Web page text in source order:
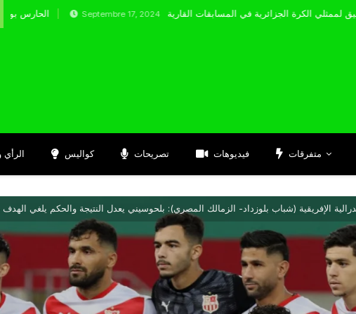
Septembre 17, 2024
الرأي كواليس تصريحات فيديوهات متفرقات
الإفريقية (شباب بلوزداد- الزمالك المصري): بلحوسيني يعدل النتيجة والحكم يلغي الهدف